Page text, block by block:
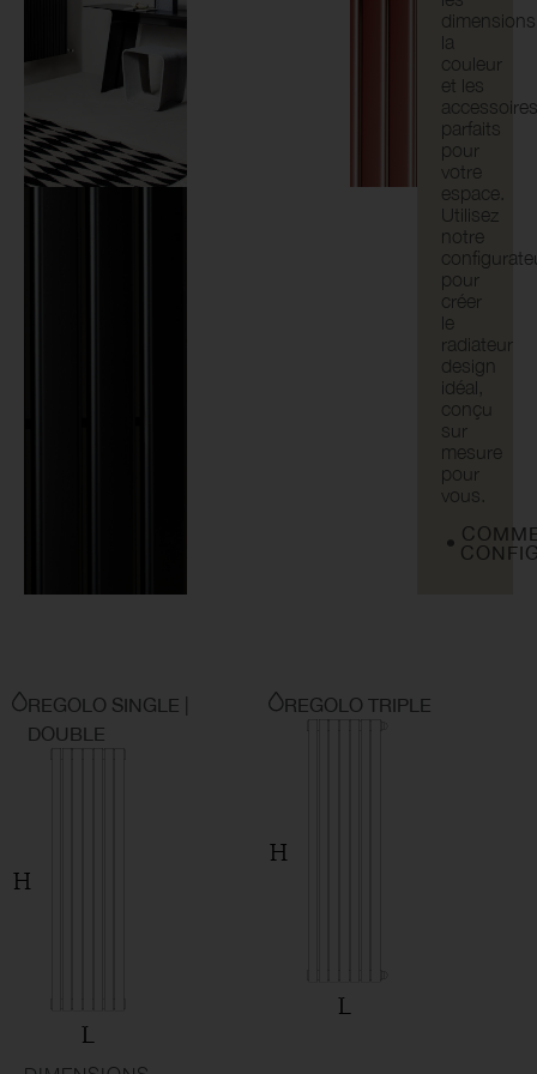
la
couleur
et les
parfaits
pour
votre
espace.
Utilisez
notre
pour
créer
le
radiateur
design
idéal,
conçu
sur
mesure
pour
vous.
REGOLO SINGLE |
DOUBLE
REGOLO TRIPLE